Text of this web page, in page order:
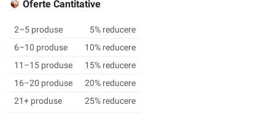
NOC
Finisaj
arhitectural
rezistent
Oferte Cantitative
2–5 produse
5% reducere
6–10 produse
10% reducere
11–15 produse
15% reducere
16–20 produse
20% reducere
21+ produse
25% reducere